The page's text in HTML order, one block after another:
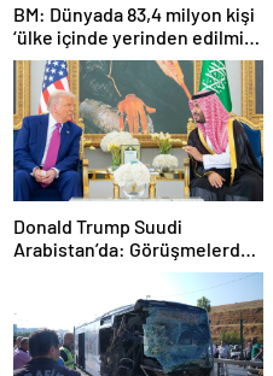
BM: Dünyada 83,4 milyon kişi
‘ülke içinde yerinden edilmiş’
olarak yaşıyor
Donald Trump Suudi
Arabistan’da: Görüşmelerde